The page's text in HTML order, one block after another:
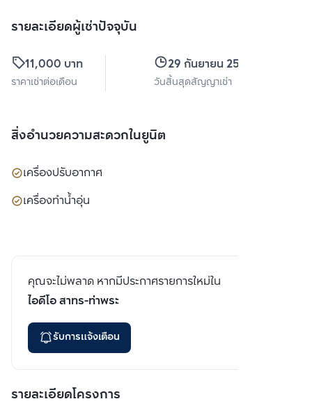
รายละเอียดผู้เช่าปัจจุบัน
11,000 บาท
ราคาเช่าต่อเดือน
29 กันยายน 2569
วันสิ้นสุดสัญญาเช่า
สิ่งอำนวยความสะดวกในยูนิต
เครื่องปรับอากาศ
เครื่องทำน้ำอุ่น
คุณจะไม่พลาด หากมีประกาศรายการใหม่ใน
ไอดีโอ สาทร-ท่าพระ
รับการแจ้งเตือน
รายละเอียดโครงการ